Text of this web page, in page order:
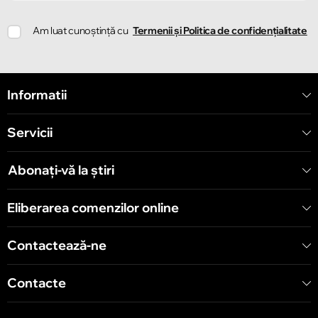
Strada Ion Creangă 78
Strada Mitropolit Varlaam 58
Chișinău
Am luat cunoștință cu Termenii și Politica de confidențialitate
Informatii
Servicii
Abonați-vă la știri
Eliberarea comenzilor online
Contactează-ne
Contacte